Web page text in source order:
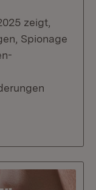
zeigt,
Spionage